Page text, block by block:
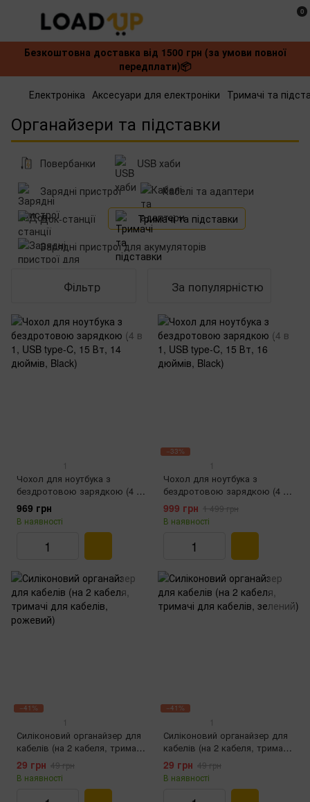
0
Безкоштовна доставка від 1500 грн (за умови повної
передплати)📦
Електроніка Аксесуари для електроніки Тримачі та
Органайзери та підставки
Повербанки‌
USB хаби
Зарядні пристрої
Кабелі та адаптери ‌
Док-станції
Тримачі та підставки
Зарядні пристрої для акумуляторів
Фільтр За популярністю
1
Чохол для ноутбука з
бездротовою зарядкою (4 в
1, USB type-C, 15 Вт, 14
дюймів, Black)
969 грн
В наявності
−33%
1
Чохол для ноутбука з
бездротовою зарядкою (4 в
1, USB type-C, 15 Вт, 16
дюймів, Black)
999 грн 1 499 грн
В наявності
−41%
1
Силіконовий органайзер для
кабелів (на 2 кабеля, тримачі
для кабелів, рожевий)
29 грн 49 грн
В наявності
−41%
1
Силіконовий органайзер для
кабелів (на 2 кабеля, тримачі
для кабелів, зелений)
29 грн 49 грн
В наявності